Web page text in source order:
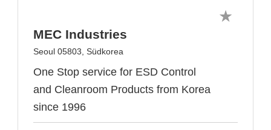
MEC Industries
Seoul 05803, Südkorea
One Stop service for ESD Control
and Cleanroom Products from Korea
since 1996